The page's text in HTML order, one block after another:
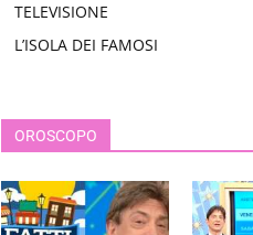
TELEVISIONE
L’ISOLA DEI FAMOSI
OROSCOPO